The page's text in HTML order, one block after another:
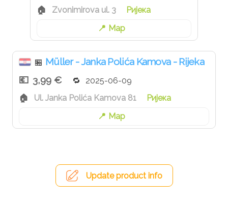
Zvonimirova ul. 3
Ријека
Map
🏪 Müller - Janka Polića Kamova - Rijeka
3,99 €
2025-06-09
Ul. Janka Polića Kamova 81
Ријека
Map
Update product info